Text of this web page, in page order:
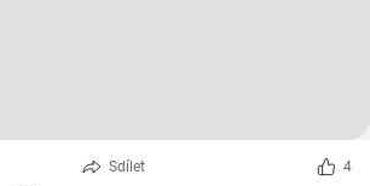
Sdílet 4